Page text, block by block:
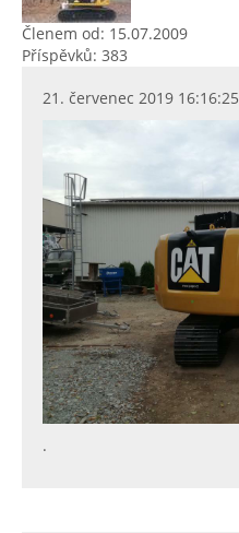
Členem od: 15.07.2009
Příspěvků: 383
21. červenec 2019 16:16:25
.